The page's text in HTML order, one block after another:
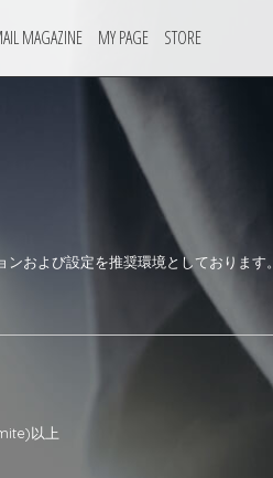
MAGAZINE MY PAGE STORE
および設定を推奨環境としております。
以上